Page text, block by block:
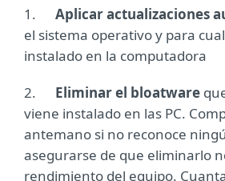
1. Aplicar actualizaciones
el sistema operativo y para
instalado en la computadora
2. Eliminar el bloatware
viene instalado en las PC.
antemano si no reconoce
asegurarse de que eliminarlo
rendimiento del equipo.